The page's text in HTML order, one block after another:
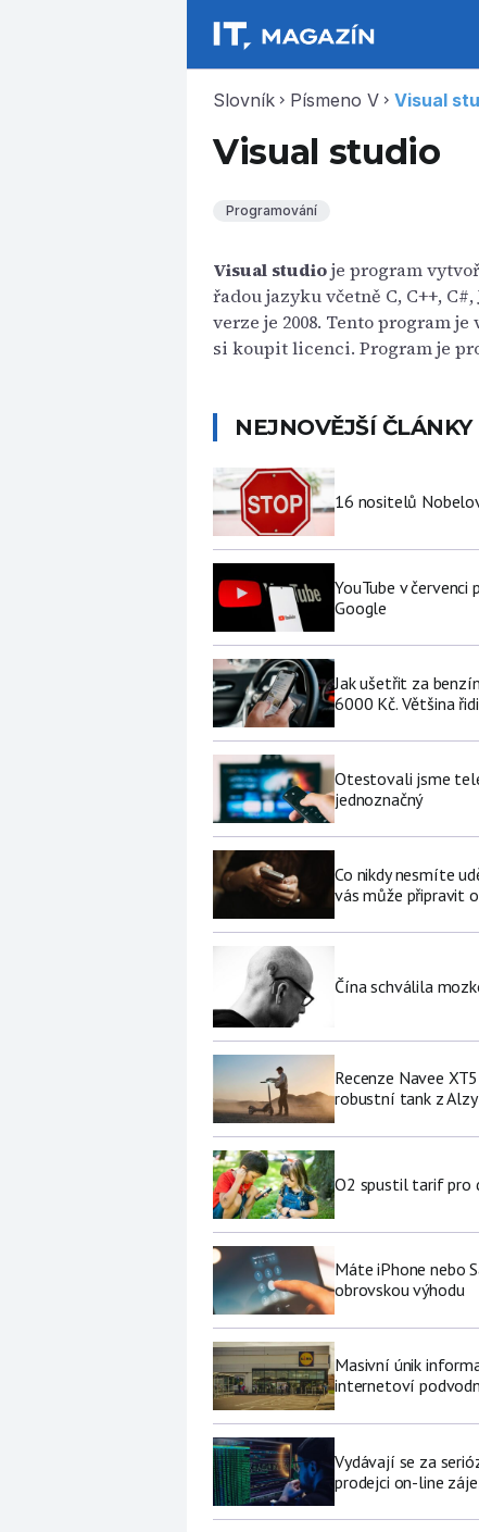
Slovník chevron_right Písmeno V chevron_right Visual
Visual studio
Programování
Visual studioje program
řadou jazyku včetně C, C++,
verze je 2008. Tento program
si koupit licenci. Program je
NEJNOVĚJŠÍ ČLÁNKY
16 nositelů
YouTube v
Google
Jak ušetřit za
6000 Kč. Většina
Otestovali jsme
jednoznačný
Co nikdy nesmíte
vás může připravit
Čína schválila
Recenze Navee
robustní tank z
O2 spustil tarif pro
Máte iPhone nebo
obrovskou výhodu
Masivní únik
internetoví
Vydávají se za
prodejci on-line